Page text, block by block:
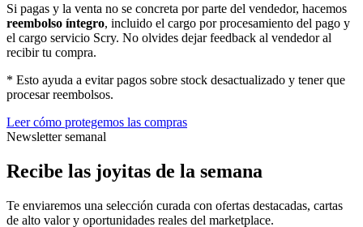
Si pagas y la venta no se concreta por parte del vendedor, hacemos
reembolso íntegro, incluido el cargo por procesamiento del pago y
el cargo servicio Scry. No olvides dejar feedback al vendedor al
recibir tu compra.
* Esto ayuda a evitar pagos sobre stock desactualizado y tener que
procesar reembolsos.
Leer cómo protegemos las compras
Newsletter semanal
Recibe las joyitas de la semana
Te enviaremos una selección curada con ofertas destacadas, cartas
de alto valor y oportunidades reales del marketplace.